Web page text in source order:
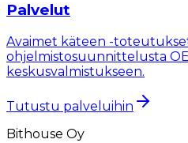
Palvelut
Avaimet käteen -
ohjelmistosuunnittelusta
keskusvalmistukseen.
Tutustu palveluihin
Bithouse Oy